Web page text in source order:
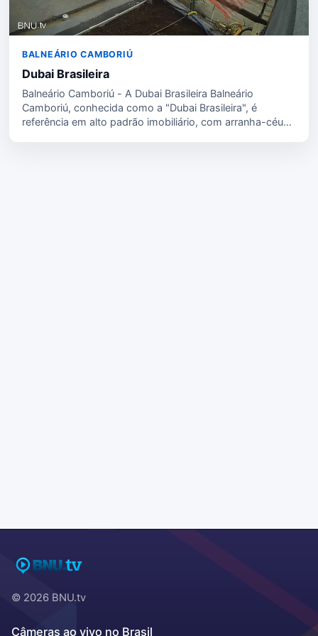
BALNEÁRIO CAMBORIÚ
Dubai Brasileira
Balneário Camboriú - A Dubai Brasileira Balneário
Camboriú, conhecida como a "Dubai Brasileira", é
referência em alto padrão imobiliário, com arranha-céus
© 2026 BNU.tv
Câmeras ao vivo no Brasil